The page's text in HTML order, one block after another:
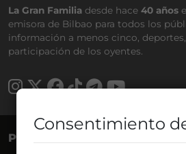
La Gran Familia desde hace 40 años
emisora de Bilbao para todos los
información a menos cinco,
participación de los oyentes.
PROGRAMAS
Consentimiento